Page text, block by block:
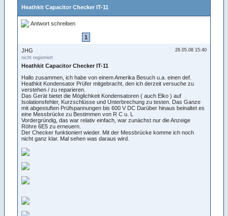
Heathkit Capacitor Checker IT-11
Antwort schreiben
1
26.05.08 15:40
JHG
nicht registriert
Heathkit Capacitor Checker IT-11
Hallo zusammen, ich habe von einem Amerika Besuch u.a. einen def.
Heathkit Kondensator Prüfer mitgebracht, den ich derzeit versuche zu
verstehen / zu reparieren.
Das Gerät bietet die Möglichkeit Kondensatoren ( auch Elko ) auf
Isolationsfehler, Kurzschlüsse und Unterbrechung zu testen. Das Ganze
mit abgestuften Prüfspannungen bis 600 V DC Darüber hinaus beinaltet es
eine Messbrücke zu Bestimmen von R C u. L
Vordergründig, das war relativ einfach, war zunächst nur die Anzeige
Röhre 6E5 zu erneuern.
Der Checker funktioniert wieder. Mit der Messbrücke komme ich noch
nicht ganz klar. Mal sehen was daraus wird.